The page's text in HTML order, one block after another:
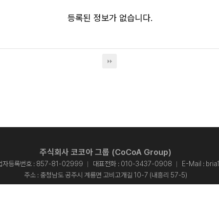
등록된 정보가 없습니다.
주식회사 코코아 그룹 (CoCoA Group)
자등록번호 : 857-81-02999 대표전화 : 010-3437-0908 E-Mail :
주소 : 충청남도 공주시 계룡면 고비고개길 10-7 (내흥리 57-5)